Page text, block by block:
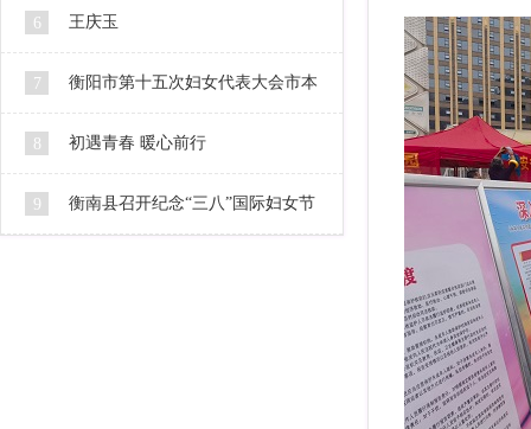
6 王庆玉
7 衡阳市第十五次妇女代表大会市本
级代表人选公示
8 初遇青春 暖心前行
9 衡南县召开纪念“三八”国际妇女节